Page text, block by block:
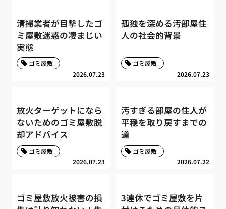
清掃業者が目撃したゴ
ミ屋敷迷惑の凄まじい
実態
2026.07.23
ゴミ屋敷
孤独を深める汚部屋住
人の社会的背景
2026.07.23
ゴミ屋敷
放火ターゲットになら
ないためのゴミ屋敷脱
却アドバイス
2026.07.23
ゴミ屋敷
汚すぎる部屋の住人が
平穏を取り戻すまでの
道
2026.07.22
ゴミ屋敷
ゴミ屋敷放火被害の損
3連休でゴミ屋敷を片